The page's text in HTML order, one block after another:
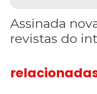
Assinada
revistas do